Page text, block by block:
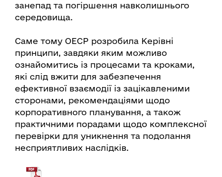
занепад та погіршення навколишнього
середовища.
Саме тому ОЕСР розробила Керівні
принципи, завдяки яким можливо
ознайомитись із процесами та кроками,
які слід вжити для забезпечення
ефективної взаємодії із зацікавленими
сторонами, рекомендаціями щодо
корпоративного планування, а також
практичними порадами щодо комплексної
перевірки для уникнення та подолання
несприятливих наслідків.